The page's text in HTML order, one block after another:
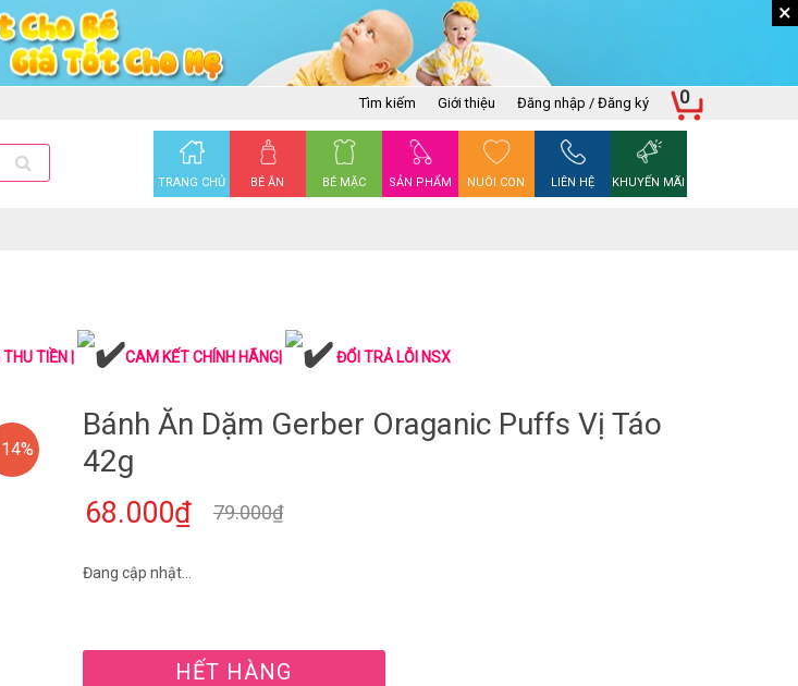
×
Tìm kiếm Giới thiệu Đăng nhập / Đăng ký
TRANG CHỦ BÉ ĂN BÉ MẶC SẢN PHẨM NUÔI CON LIÊN HỆ KHUYẾN MÃI
0
TIỀN | CAM KẾT CHÍNH HÃNG| ĐỔI TRẢ LỖI NSX
Bánh Ăn Dặm Gerber Oraganic Puffs Vị Táo
42g
68.000₫ 79.000₫
Đang cập nhật...
HẾT HÀNG